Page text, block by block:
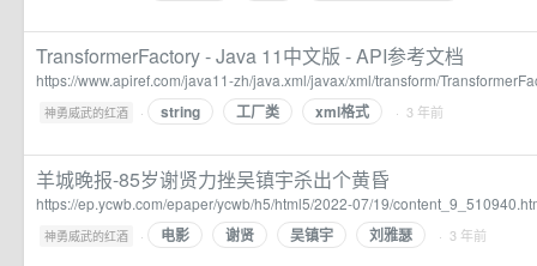
TransformerFactory - Java 11中文版 - API参考文档
https://www.apiref.com/java11-zh/java.xml/javax/xml/transform/
神勇威武的红酒 · string 工厂类 xml格式 · 3 年前
羊城晚报-85岁谢贤力挫吴镇宇杀出个黄昏
https://ep.ycwb.com/epaper/ycwb/h5/html5/2022-07/19/
神勇威武的红酒 · 电影 谢贤 吴镇宇 刘雅瑟 · 3 年前